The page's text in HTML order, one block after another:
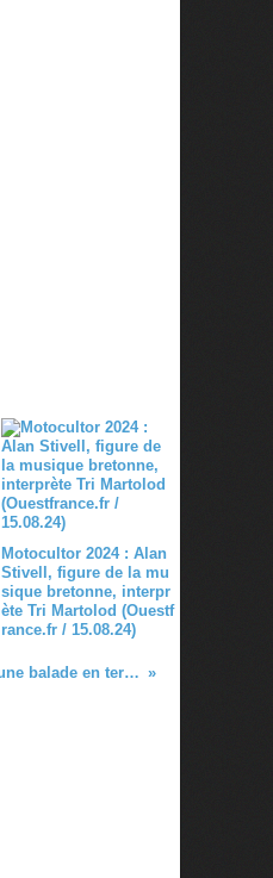
Motocultor 2024 : Alan
Stivell, figure de la mu
sique bretonne, interpr
ète Tri Martolod (Ouestf
rance.fr / 15.08.24)
Irlande, une balade en terre Celte (francetv.fr / 12.08.24)